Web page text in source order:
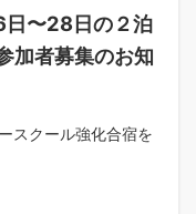
〜28日の２泊
者募集のお知
スクール強化合宿を